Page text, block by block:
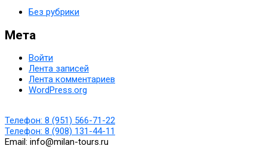
Без рубрики
Мета
Войти
Лента записей
Лента комментариев
WordPress.org
Телефон: 8 (951) 566-71-22
Телефон: 8 (908) 131-44-11
Email: info@milan-tours.ru